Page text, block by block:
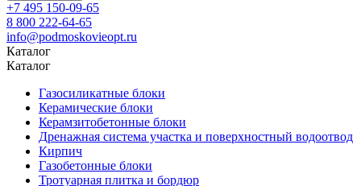
+7 495 150-09-65
8 800 222-64-65
info@podmoskovieopt.ru
Каталог
Каталог
Газосиликатные блоки
Керамические блоки
Керамзитобетонные блоки
Дренажная система участка и поверхностный водоотвод
Кирпич
Газобетонные блоки
Тротуарная плитка и бордюр